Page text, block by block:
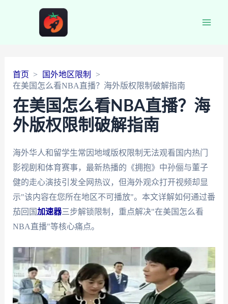
首页
国外地区限制
在美国怎么看NBA直播？海外版权限制破解指南
在美国怎么看NBA直播？海
外版权限制破解指南
海外华人和留学生常因地域版权限制无法观看国内热门
影视剧和体育赛事，最新热播的《拥抱》中孙俪与董子
健的走心演技引发全网热议，但海外观众打开视频却显
示"该内容在您所在地区不可播放"。本文详解如何通过番
茄回国加速器三步解锁限制，重点解决"在美国怎么看
NBA直播"等核心痛点。